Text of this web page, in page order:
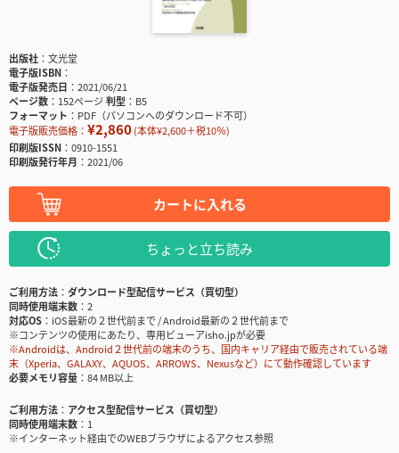
出版社
文光堂
電子版ISBN
電子版発売日
2021/06/21
ページ数
152ページ判型
B5
フォーマット
PDF（パソコンへのダウンロード不可）
電子版販売価格： ¥2,860(本体¥2,600＋税10％)
印刷版ISSN
0910-1551
印刷版発行年月
2021/06
カートに入れる
ちょっと立ち読み
ご利用方法
ダウンロード型配信サービス（買切型）
同時使用端末数
2
対応OS
iOS最新の２世代前まで / Android最新の２世代前まで
※コンテンツの使用にあたり、専用ビューアisho.jpが必要
※Androidは、Android２世代前の端末のうち、国内キャリア経由で販売されている端
末（Xperia、GALAXY、AQUOS、ARROWS、Nexusなど）にて動作確認しています
必要メモリ容量
84 MB以上
ご利用方法
アクセス型配信サービス（買切型）
同時使用端末数
1
※インターネット経由でのWEBブラウザによるアクセス参照